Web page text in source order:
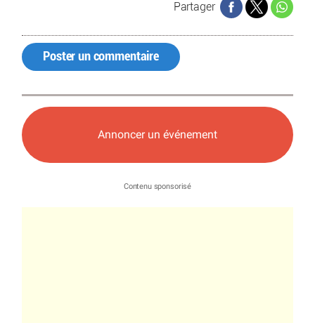
Partager
Poster un commentaire
Annoncer un événement